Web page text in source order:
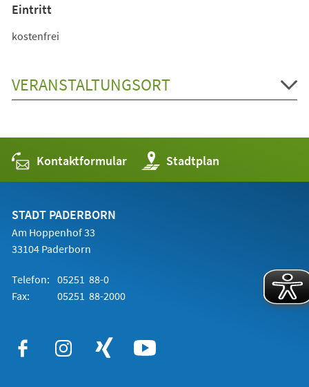
Eintritt
kostenfrei
VERANSTALTUNGSORT
Kontaktformular Stadtplan
(Öffnet
in
einem
STADT PADERBORN
Am Hoppenhof 33
33104 Paderborn
Telefon: 05251 88-0
Fax:
05251 88-2000